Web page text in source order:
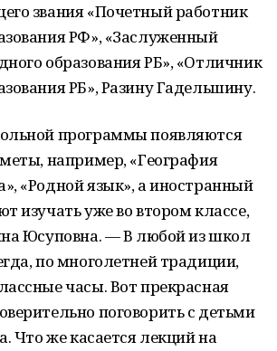
звания «Почетный работник
РФ», «Заслуженный
образования РБ», «Отличник
РБ», Разину Гадельшину.
программы появляются
например, «География
«Родной язык», а иностранный
изучать уже во втором классе,
Юсуповна. — В любой из школ
по многолетней традиции,
часы. Вот прекрасная
поговорить с детьми
Что же касается лекций на